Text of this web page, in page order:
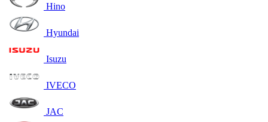
Hino
Hyundai
Isuzu
IVECO
JAC